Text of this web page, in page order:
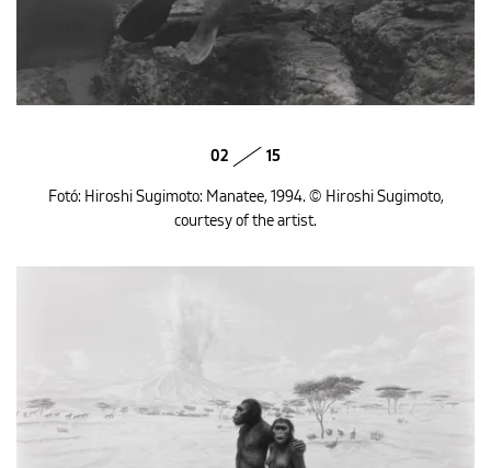
02 15
Fotó: Hiroshi Sugimoto: Manatee, 1994. © Hiroshi Sugimoto,
courtesy of the artist.